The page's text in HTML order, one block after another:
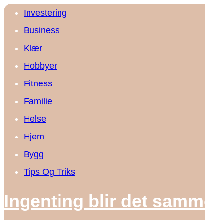
Investering
Business
Klær
Hobbyer
Fitness
Familie
Helse
Hjem
Bygg
Tips Og Triks
Ingenting blir det